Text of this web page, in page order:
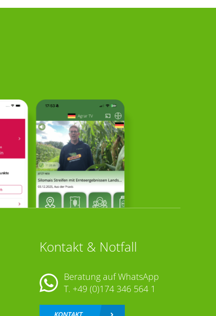
Kontakt & Notfall
Beratung auf WhatsApp
T. +49 (0)174 346 564 1